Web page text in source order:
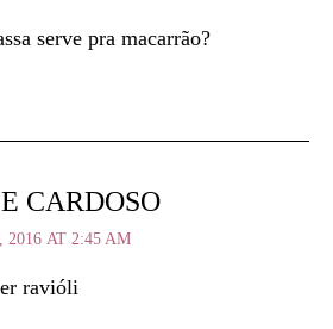
serve pra macarrão?
CARDOSO
2016 AT 2:45 AM
ravióli